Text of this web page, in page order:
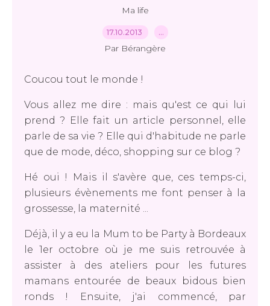
Ma life
17.10.2013 …
Par Bérangère
Coucou tout le monde !
Vous allez me dire : mais qu'est ce qui lui
prend ? Elle fait un article personnel, elle
parle de sa vie ? Elle qui d'habitude ne parle
que de mode, déco, shopping sur ce blog ?
Hé oui ! Mais il s'avère que, ces temps-ci,
plusieurs évènements me font penser à la
grossesse, la maternité ...
Déjà, il y a eu la Mum to be Party à Bordeaux
le 1er octobre où je me suis retrouvée à
assister à des ateliers pour les futures
mamans entourée de beaux bidous bien
ronds ! Ensuite, j'ai commencé, par